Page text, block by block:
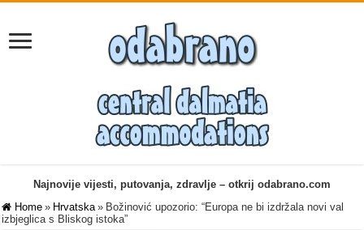
Najnovije vijesti, putovanja, zdravlje – otkrij odabrano.com
Home » Hrvatska » Božinović upozorio: “Europa ne bi izdržala novi val
izbjeglica s Bliskog istoka”